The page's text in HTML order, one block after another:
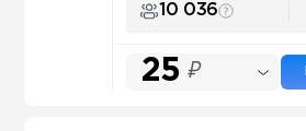
10 036
25 ₽